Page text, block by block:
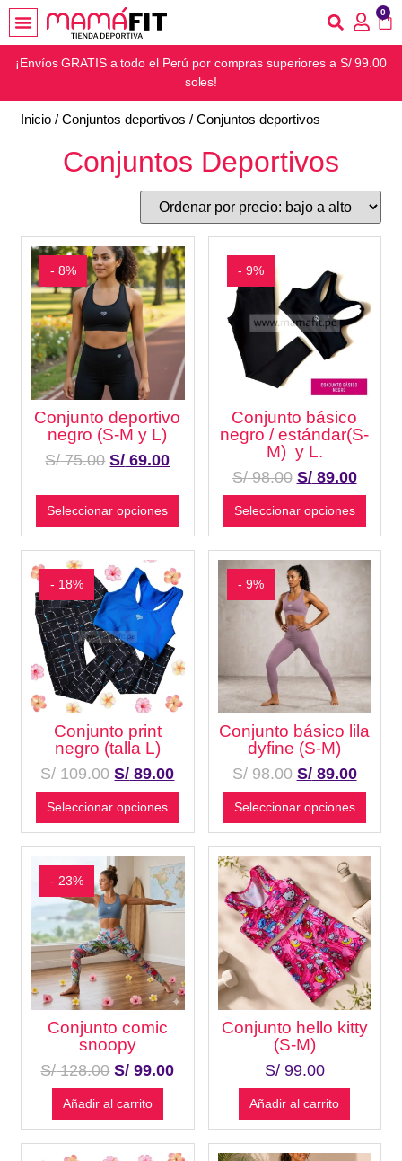
0
¡Envíos GRATIS a todo el Perú por compras superiores a S/ 99.00
soles!
Inicio /Conjuntos deportivos / Conjuntos deportivos
Conjuntos Deportivos
- 8%
Conjunto deportivo
negro (S-M y L)
S/75.00 S/ 69.00
Seleccionar opciones
- 9%
Conjunto básico
negro / estándar(S-
M) y L.
S/98.00 S/89.00
Seleccionar opciones
- 18%
Conjunto print
negro (talla L)
S/109.00 S/ 89.00
Seleccionar opciones
- 9%
Conjunto básico lila
dyfine (S-M)
S/98.00 S/89.00
Seleccionar opciones
- 23%
Conjunto comic
snoopy
S/128.00 S/ 99.00
Añadir al carrito
Conjunto hello kitty
(S-M)
S/99.00
Añadir al carrito